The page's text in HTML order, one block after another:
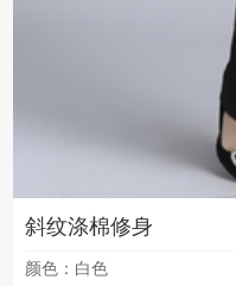
斜纹涤棉修身
颜色：白色